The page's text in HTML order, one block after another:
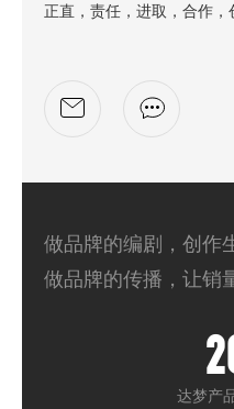
正直，责任，进取，合作，
做品牌的编剧，创作
做品牌的传播，让销
达梦产